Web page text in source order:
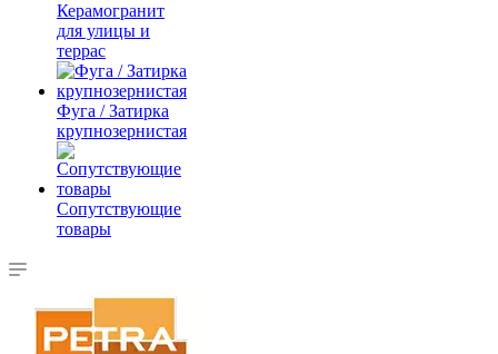
Керамогранит
для улицы и
террас
Фуга / Затирка
крупнозернистая
Сопутствующие
товары